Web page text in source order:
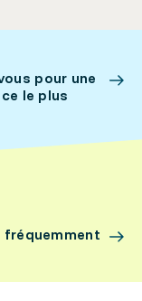
pour une
le plus
fréquemment